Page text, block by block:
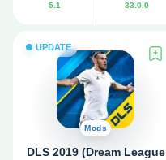
5.1 33.0.0
UPDATE
Mods
DLS 2019 (Dream League